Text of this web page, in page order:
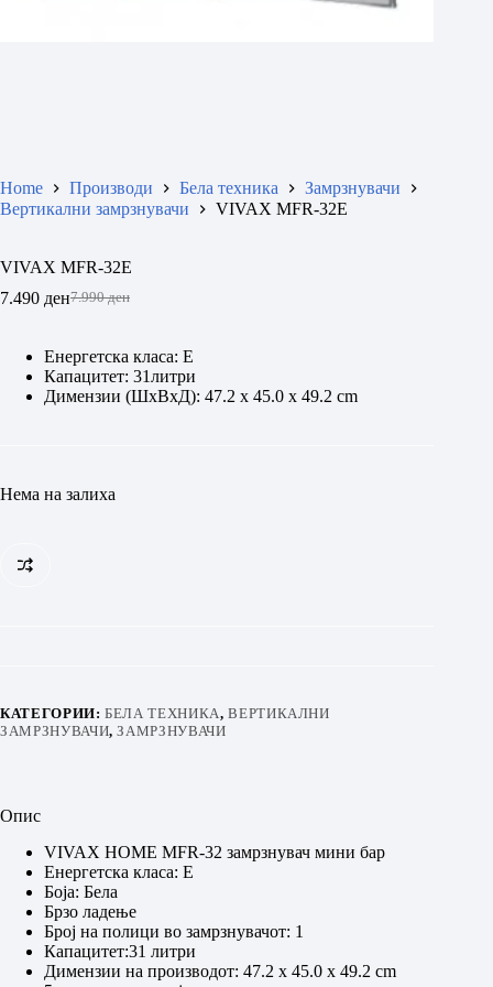
Home Производи Бела техника
Замрзнувачи
Вертикални замрзнувачи
VIVAX MFR-32E
VIVAX MFR-32E
7.990ден
Original
7.990 ден.
7.490 денCurrent
7.490 ден.
Енергетска класа: E
Капацитет: 31литри
Димензии (ШхВxД): 47.2 х 45.0 х 49.2 cm
Нема на залиха
КАТЕГОРИИ:БЕЛА ТЕХНИКА,ВЕРТИКАЛНИ
ЗАМРЗНУВАЧИ,ЗАМРЗНУВАЧИ
Опис
VIVAX HOME MFR-32 замрзнувач мини бар
Енергетска класа: E
Боја: Бела
Брзо ладење
Број на полици во замрзнувачот: 1
Капацитет:31 литри
Димензии на производот: 47.2 х 45.0 х 49.2 cm